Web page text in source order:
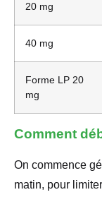
20 mg
40 mg
Forme LP 20
mg
Comment
On commence
matin, pour